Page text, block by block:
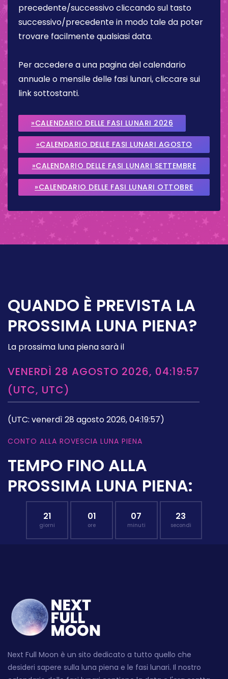
precedente/successivo cliccando sul tasto
successivo/precedente in modo tale da poter
trovare facilmente qualsiasi data.
Per accedere a una pagina del calendario
annuale o mensile delle fasi lunari, cliccare sui
link sottostanti.
»CALENDARIO DELLE FASI LUNARI 2026
»CALENDARIO DELLE FASI LUNARI AGOSTO
2026
»CALENDARIO DELLE FASI LUNARI SETTEMBRE
2026
»CALENDARIO DELLE FASI LUNARI OTTOBRE
QUANDO È PREVISTA LA
PROSSIMA LUNA PIENA?
La prossima luna piena sarà il
VENERDÌ 28 AGOSTO 2026, 04:19:57
(UTC, UTC)
(UTC: venerdì 28 agosto 2026, 04:19:57)
CONTO ALLA ROVESCIA LUNA PIENA
TEMPO FINO ALLA
PROSSIMA LUNA PIENA:
21
giorni
01
ore
07
minuti
22
secondi
Next Full Moon è un sito dedicato a tutto quello che
desideri sapere sulla luna piena e le fasi lunari. Il nostro